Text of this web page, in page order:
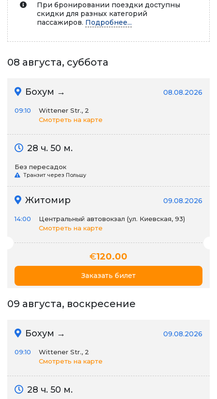
При бронировании поездки доступны
скидки для разных категорий
пассажиров. Подробнее...
08 августа, суббота
Бохум → 08.08.2026
09:10
Wittener Str., 2
Смотреть на карте
28 ч. 50 м.
Без пересадок
Транзит через Польшу
Житомир 09.08.2026
14:00
Центральный автовокзал (ул. Киевская, 93)
Смотреть на карте
€120.00
Заказать билет
09 августа, воскресение
Бохум → 09.08.2026
09:10
Wittener Str., 2
Смотреть на карте
28 ч. 50 м.